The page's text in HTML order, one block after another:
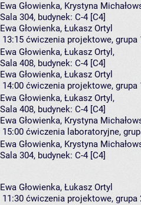
Ewa Głowienka, Krystyna
Sala 304, budynek: C-4 [C4]
Ewa Głowienka, Łukasz Ortyl
13:15 ćwiczenia projektowe, grupa
Ewa Głowienka, Łukasz Ortyl ,
Sala 408, budynek: C-4 [C4]
Ewa Głowienka, Łukasz Ortyl
14:00 ćwiczenia projektowe, grupa
Ewa Głowienka, Łukasz Ortyl ,
Sala 408, budynek: C-4 [C4]
Ewa Głowienka, Krystyna
15:00 ćwiczenia laboratoryjne,
Ewa Głowienka, Krystyna
Sala 304, budynek: C-4 [C4]
Ewa Głowienka, Łukasz Ortyl
11:30 ćwiczenia projektowe, grupa